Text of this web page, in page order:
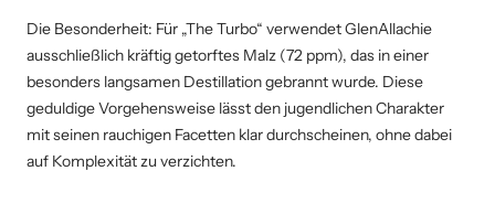
Die Besonderheit: Für „The Turbo“ verwendet GlenAllachie
ausschließlich kräftig getorftes Malz (72 ppm), das in einer
besonders langsamen Destillation gebrannt wurde. Diese
geduldige Vorgehensweise lässt den jugendlichen Charakter
mit seinen rauchigen Facetten klar durchscheinen, ohne dabei
auf Komplexität zu verzichten.